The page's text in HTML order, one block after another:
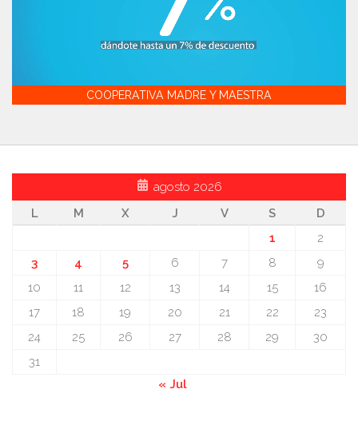
COOPERATIVA MADRE Y MAESTRA
agosto 2026
L
M X J V S
D
1
2
3
4 5 6 7 8
9
10
11 12 13 14 15
16
17
18 19 20 21 22
23
24
25 26 27 28 29
30
31
« Jul